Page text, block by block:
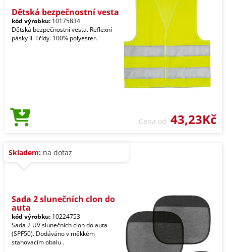
Dětská bezpečnostní vesta
kód výrobku: 10175834
Dětská bezpečnostní vesta. Reflexní
pásky II. Třídy. 100% polyester.
Cena od 43,23Kč
Skladem: na dotaz
Sada 2 slunečních clon do
auta
kód výrobku: 10224753
Sada 2 UV slunečních clon do auta
(SPF50). Dodáváno v měkkém
stahovacím obalu .